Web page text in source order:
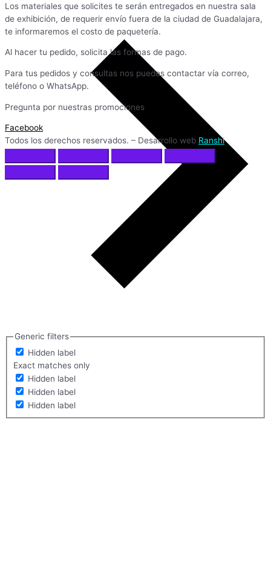
Generic filters
Hidden label
Exact matches only
Hidden label
Hidden label
Hidden label
Los materiales que solicites te serán entregados en nuestra sala
de exhibición, de requerir envío fuera de la ciudad de Guadalajara,
te informaremos el costo de paquetería.
Al hacer tu pedido, solicita las formas de pago.
Para tus pedidos y consultas nos puedes contactar vía correo,
teléfono o WhatsApp.
Pregunta por nuestras promociones
Facebook
Todos los derechos reservados. – Desarrollo web Ranshi